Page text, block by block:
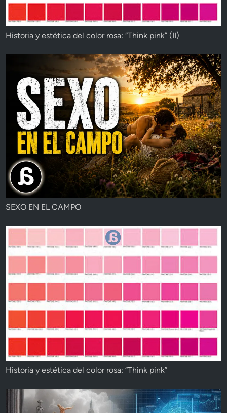
Historia y estética del color rosa: “Think pink” (II)
SEXO EN EL CAMPO
Historia y estética del color rosa: “Think pink”